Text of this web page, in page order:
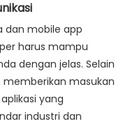
dan mobile app
harus mampu
dengan jelas. Selain
memberikan masukan
yang
industri dan